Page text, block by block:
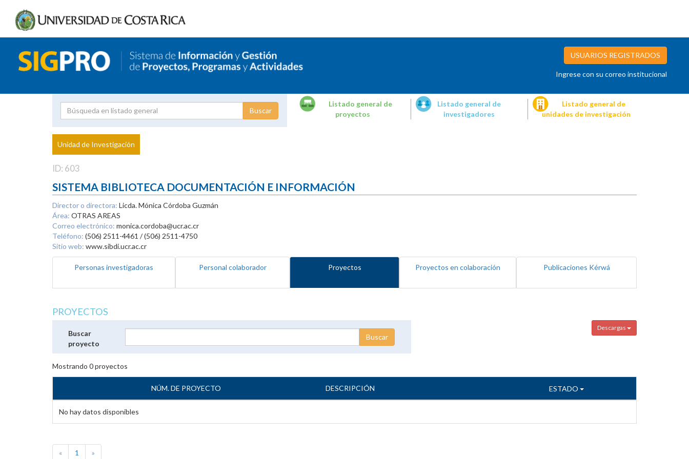
USUARIOS REGISTRADOS
Ingrese con su correo institucional
Proyecto
Investigador
Listado general de
proyectos
Listado general de
investigadores
Listado general de
unidades de investigación
Unidad de Investigación
ID: 603
SISTEMA BIBLIOTECA DOCUMENTACIÓN E INFORMACIÓN
Director o directora: Licda. Mónica Córdoba Guzmán
Área: OTRAS AREAS
Correo electrónico: monica.cordoba@ucr.ac.cr
Teléfono: (506) 2511-4461 / (506) 2511-4750
Sitio web: www.sibdi.ucr.ac.cr
Personas investigadoras Personal colaborador Proyectos Proyectos en colaboración Publicaciones Kérwá
PROYECTOS
Descargas
Buscar
proyecto
Mostrando 0proyectos
NÚM. DE PROYECTO DESCRIPCIÓN ESTADO
No hay datos disponibles
« 1 »